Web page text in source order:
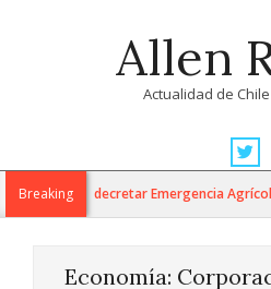
Allen
Actualidad de
Navigation
MenuBreakingdecretar Emergencia Agrícola
Economía: